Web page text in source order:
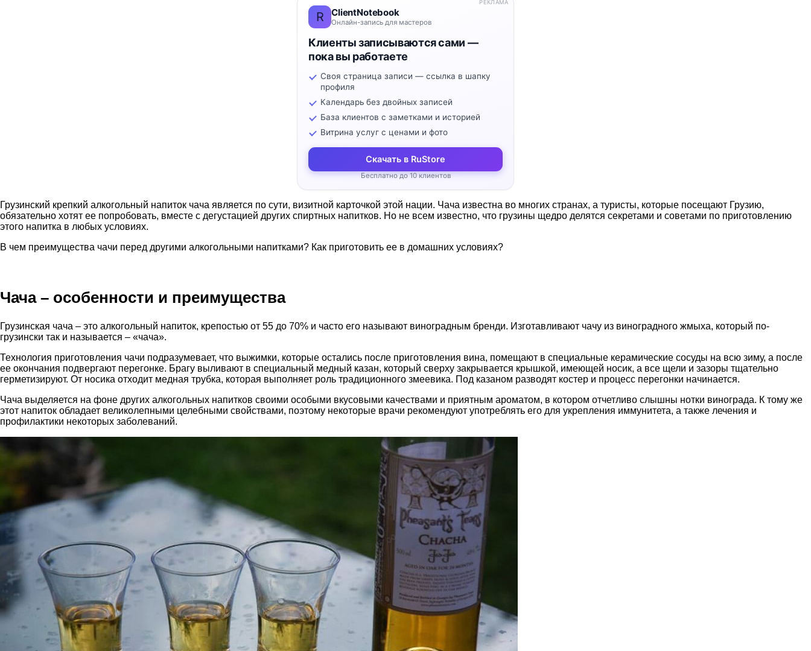
R ClientNotebook
Онлайн-запись для мастеров
Клиенты записываются сами —
пока вы работаете
Своя страница записи — ссылка в шапку
профиля
Календарь без двойных записей
База клиентов с заметками и историей
Витрина услуг с ценами и фото
Скачать в RuStore
Бесплатно до 10 клиентов
РЕКЛАМА
Грузинский крепкий алкогольный напиток чача является по сути, визитной карточкой этой нации. Чача известна во многих странах, а туристы, которые посещают Грузию,
обязательно хотят ее попробовать, вместе с дегустацией других спиртных напитков. Но не всем известно, что грузины щедро делятся секретами и советами по приготовлению
этого напитка в любых условиях.
В чем преимущества чачи перед другими алкогольными напитками? Как приготовить ее в домашних условиях?
Чача – особенности и преимущества
Грузинская чача – это алкогольный напиток, крепостью от 55 до 70% и часто его называют виноградным бренди. Изготавливают чачу из виноградного жмыха, который по-
грузински так и называется – «чача».
Технология приготовления чачи подразумевает, что выжимки, которые остались после приготовления вина, помещают в специальные керамические сосуды на всю зиму, а после
ее окончания подвергают перегонке. Брагу выливают в специальный медный казан, который сверху закрывается крышкой, имеющей носик, а все щели и зазоры тщательно
герметизируют. От носика отходит медная трубка, которая выполняет роль традиционного змеевика. Под казаном разводят костер и процесс перегонки начинается.
Чача выделяется на фоне других алкогольных напитков своими особыми вкусовыми качествами и приятным ароматом, в котором отчетливо слышны нотки винограда. К тому же
этот напиток обладает великолепными целебными свойствами, поэтому некоторые врачи рекомендуют употреблять его для укрепления иммунитета, а также лечения и
профилактики некоторых заболеваний.